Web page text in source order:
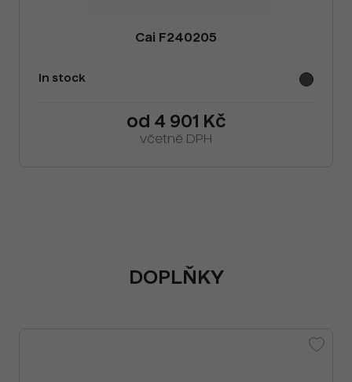
Cai F240205
In stock
od 4 901 Kč
včetně DPH
DOPLŇKY